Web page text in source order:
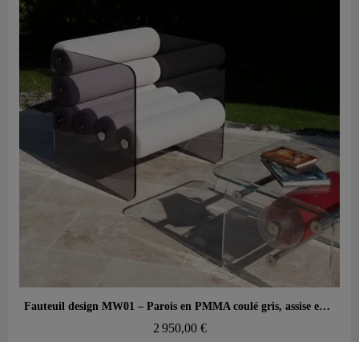
Aperçu rapide Fauteuil design MW01 – Parois en PMMA coulé gris, assise en mousse alvéolaire
2 950,00 €